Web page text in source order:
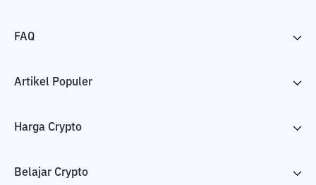
FAQ
Artikel Populer
Harga Crypto
Belajar Crypto